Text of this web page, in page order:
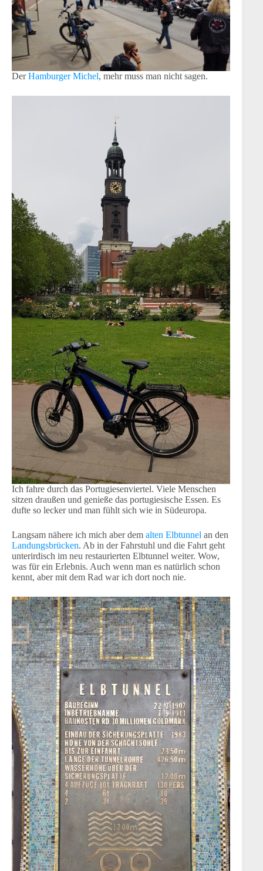
DerHamburger Michel, mehr muss man nicht sagen.
Ich fahre durch das Portugiesenviertel. Viele Menschen
sitzen draußen und genieße das portugiesische Essen. Es
dufte so lecker und man fühlt sich wie in Südeuropa.
Langsam nähere ich mich aber dem alten Elbtunnel an den
Landungsbrücken. Ab in der Fahrstuhl und die Fahrt geht
unterirdisch im neu restaurierten Elbtunnel weiter. Wow,
was für ein Erlebnis. Auch wenn man es natürlich schon
kennt, aber mit dem Rad war ich dort noch nie.